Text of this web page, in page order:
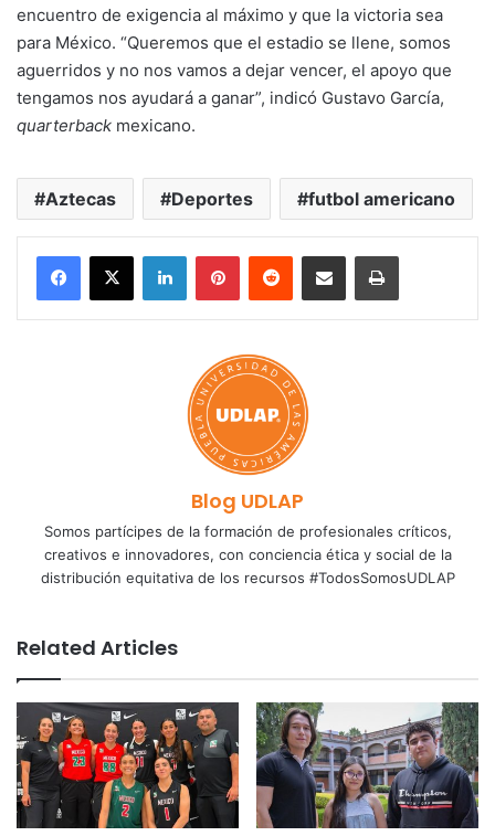
encuentro de exigencia al máximo y que la victoria sea
para México. “Queremos que el estadio se llene, somos
aguerridos y no nos vamos a dejar vencer, el apoyo que
tengamos nos ayudará a ganar”, indicó Gustavo García,
quarterback mexicano.
Aztecas Deportes futbol americano
LinkedInPinterestReddit Share via Email Print
Blog UDLAP
Somos partícipes de la formación de profesionales críticos,
creativos e innovadores, con conciencia ética y social de la
distribución equitativa de los recursos #TodosSomosUDLAP
Related Articles